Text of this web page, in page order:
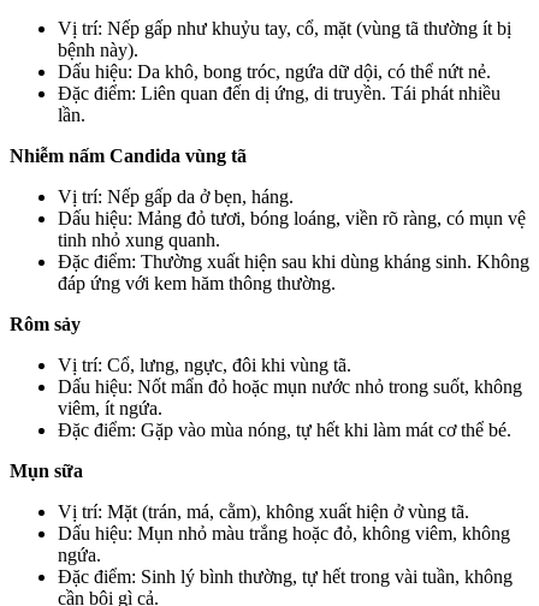
Vị trí: Nếp gấp như khuỷu tay, cổ, mặt (vùng tã thường ít bị
bệnh này).
Dấu hiệu: Da khô, bong tróc, ngứa dữ dội, có thể nứt nẻ.
Đặc điểm: Liên quan đến dị ứng, di truyền. Tái phát nhiều
lần.
Nhiễm nấm Candida vùng tã
Vị trí: Nếp gấp da ở bẹn, háng.
Dấu hiệu: Mảng đỏ tươi, bóng loáng, viền rõ ràng, có mụn vệ
tinh nhỏ xung quanh.
Đặc điểm: Thường xuất hiện sau khi dùng kháng sinh. Không
đáp ứng với kem hăm thông thường.
Rôm sảy
Vị trí: Cổ, lưng, ngực, đôi khi vùng tã.
Dấu hiệu: Nốt mẩn đỏ hoặc mụn nước nhỏ trong suốt, không
viêm, ít ngứa.
Đặc điểm: Gặp vào mùa nóng, tự hết khi làm mát cơ thể bé.
Mụn sữa
Vị trí: Mặt (trán, má, cằm), không xuất hiện ở vùng tã.
Dấu hiệu: Mụn nhỏ màu trắng hoặc đỏ, không viêm, không
ngứa.
Đặc điểm: Sinh lý bình thường, tự hết trong vài tuần, không
cần bôi gì cả.